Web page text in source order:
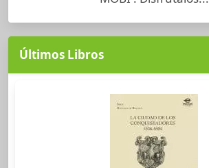
Últimos Libros